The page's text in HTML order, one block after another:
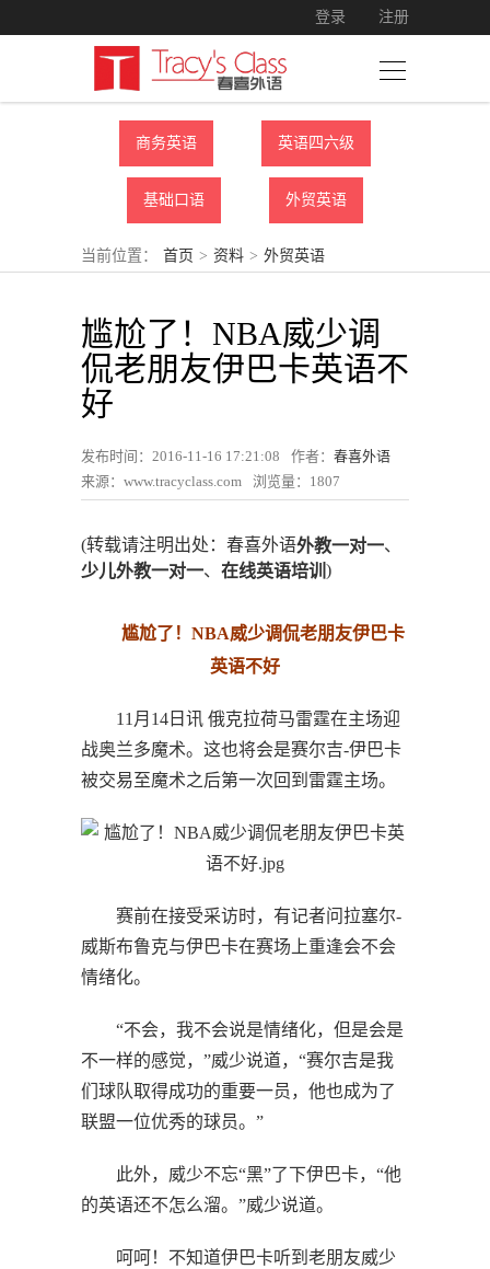
登录 注册
商务英语 英语四六级
基础口语 外贸英语
当前位置： 首页 > 资料 > 外贸英语
尴尬了！NBA威少调
侃老朋友伊巴卡英语不
好
发布时间：2016-11-16 17:21:08 作者： 春喜外语
来源：www.tracyclass.com
浏览量： 1807
(转载请注明出处：春喜外语外教一对一、
少儿外教一对一、 在线英语培训 )
尴尬了！NBA威少调侃老朋友伊巴卡
英语不好
11月14日讯 俄克拉荷马雷霆在主场迎
战奥兰多魔术。这也将会是赛尔吉-伊巴卡
被交易至魔术之后第一次回到雷霆主场。
赛前在接受采访时，有记者问拉塞尔-
威斯布鲁克与伊巴卡在赛场上重逢会不会
情绪化。
“不会，我不会说是情绪化，但是会是
不一样的感觉，”威少说道，“赛尔吉是我
们球队取得成功的重要一员，他也成为了
联盟一位优秀的球员。”
此外，威少不忘“黑”了下伊巴卡，“他
的英语还不怎么溜。”威少说道。
呵呵！不知道伊巴卡听到老朋友威少